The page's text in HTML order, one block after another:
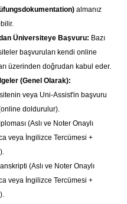
almanız
Üniversiteye Başvuru: Bazı
başvuruları kendi online
üzerinden doğrudan kabul eder.
(Genel Olarak):
veya Uni-Assist'in başvuru
doldurulur).
(Aslı ve Noter Onaylı
veya İngilizce Tercümesi +
(Aslı ve Noter Onaylı
veya İngilizce Tercümesi +